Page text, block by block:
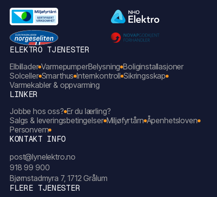
ELEKTRO TJENESTER
Elbillader VarmepumperBelysning Boliginstallasjoner
Solceller Smarthus Internkontroll Sikringsskap
Varmekabler & oppvarming
LINKER
Jobbe hos oss? Er du lærling?
Salgs & leveringsbetingelser Miljøfyrtårn Åpenhetsloven
Personvern
KONTAKT INFO
post@lynelektro.no
918 99 900
Bjørnstadmyra 7, 1712 Grålum
FLERE TJENESTER